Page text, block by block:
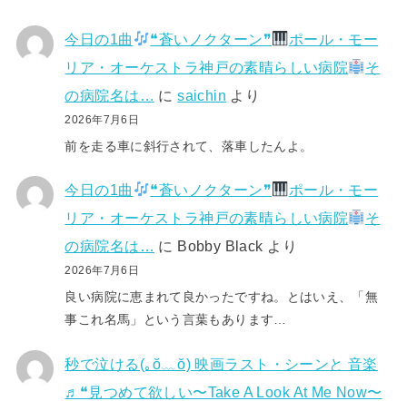
今日の1曲 ❝蒼いノクターン❞
ポール・モー
リア・オーケストラ神戸の素晴らしい病院
そ
の病院名は… にsaichin より
2026年7月6日
前を走る車に斜行されて、落車したんよ。
今日の1曲 ❝蒼いノクターン❞
ポール・モー
リア・オーケストラ神戸の素晴らしい病院
そ
の病院名は… に Bobby Black より
2026年7月6日
良い病院に恵まれて良かったですね。とはいえ、「無
事これ名馬」という言葉もあります…
秒で泣ける(⁠｡⁠ŏ⁠﹏⁠ŏ⁠) 映画ラスト・シーンと 音楽
♬❝見つめて欲しい〜Take A Look At Me Now〜